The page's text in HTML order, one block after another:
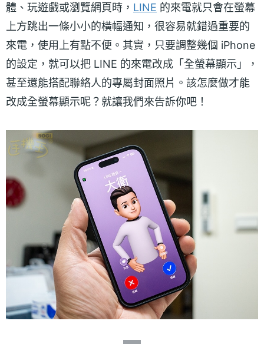
體、玩遊戲或瀏覽網頁時， LINE 的來電就只會在螢幕
上方跳出一條小小的橫幅通知，很容易就錯過重要的
來電，使用上有點不便。其實，只要調整幾個 iPhone
的設定，就可以把 LINE 的來電改成「全螢幕顯示」，
甚至還能搭配聯絡人的專屬封面照片。該怎麼做才能
改成全螢幕顯示呢？就讓我們來告訴你吧！